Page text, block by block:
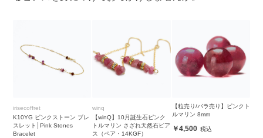
irisecoffret
K10YG ピンクストーン ブレ
スレット│Pink Stones
Bracelet
winq
【winQ】10月誕生石ピンク
トルマリン さざれ天然石ピア
ス（ペア・14KGF）
【粒売り/バラ売り】ピンクト
ルマリン 8mm
4,500